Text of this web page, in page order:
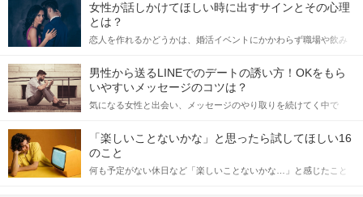
女性が話しかけてほしい時に出すサインとその心理
とは？
恋人を作れるかどうかは、婚活イベントにかかわらず職場や飲み
てアプローチできるかにも左右されます。 これから恋人作りを本
格的に始めようとしている方は、女性が異性を求めて出すサイン
をしっかりと理解し、正しい行動に移せるかどうかが重要。 この
記事では、女性が話しかけて欲しい時に出すサインとその心理を
合にどのような行動に繋げるべきかをご紹介していきます。
男性から送るLINEでのデートの誘い方！OKをもら
いやすいメッセージのコツは？
気になる女性と出会い、メッセージのやり取りを続けてく中で
しかし、中には「どう誘ったらいいの？」とお困りの男性もいら
っしゃるのではないでしょうか。 そこで今回は、男性から女性へ
送るLINEでのデートの誘い方のコツをご紹介します。例文も混じ
えながら解説するので、ぜひ参考にしてください。
「楽しいことないかな」と思ったら試してほしい16
のこと
何も予定がない休日など「楽しいことないかな…」と感じたこと